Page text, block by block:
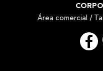
Área comercial /